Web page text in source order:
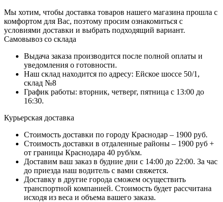
Мы хотим, чтобы доставка товаров нашего магазина прошла с
комфортом для Вас, поэтому просим ознакомиться с
условиями доставки и выбрать подходящий вариант.
Самовывоз со склада
Выдача заказа производится после полной оплаты и
уведомления о готовности.
Наш склад находится по адресу: Ейское шоссе 50/1,
склад №8
График работы: вторник, четверг, пятница с 13:00 до
16:30.
Курьерская доставка
Стоимость доставки по городу Краснодар – 1900 руб.
Стоимость доставки в отдаленные районы – 1900 руб +
от границы Краснодара 40 руб/км.
Доставим ваш заказ в будние дни с 14:00 до 22:00. За час
до приезда наш водитель с вами свяжется.
Доставку в другие города сможем осуществить
транспортной компанией. Стоимость будет рассчитана
исходя из веса и объема вашего заказа.